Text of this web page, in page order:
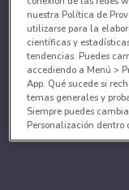
nuestra Política de
utilizarse para la
científicas y
tendencias. Puedes
accediendo a Menú >
App. Qué sucede si
temas generales y
Siempre puedes
Personalización dentro